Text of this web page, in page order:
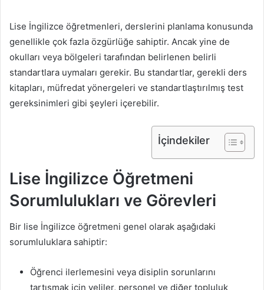
Lise İngilizce öğretmenleri, derslerini planlama konusunda
genellikle çok fazla özgürlüğe sahiptir. Ancak yine de
okulları veya bölgeleri tarafından belirlenen belirli
standartlara uymaları gerekir. Bu standartlar, gerekli ders
kitapları, müfredat yönergeleri ve standartlaştırılmış test
gereksinimleri gibi şeyleri içerebilir.
İçindekiler
Lise İngilizce Öğretmeni
Sorumlulukları ve Görevleri
Bir lise İngilizce öğretmeni genel olarak aşağıdaki
sorumluluklara sahiptir:
Öğrenci ilerlemesini veya disiplin sorunlarını
tartışmak için veliler, personel ve diğer topluluk